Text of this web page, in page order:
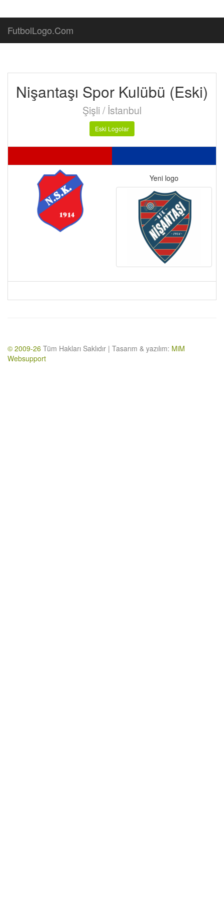
FutbolLogo.Com
Nişantaşı Spor Kulübü (Eski)
Şişli / İstanbul
Eski Logolar
Yeni logo
© 2009-26 Tüm Hakları Saklıdır | Tasarım & yazılım: MiM
Websupport